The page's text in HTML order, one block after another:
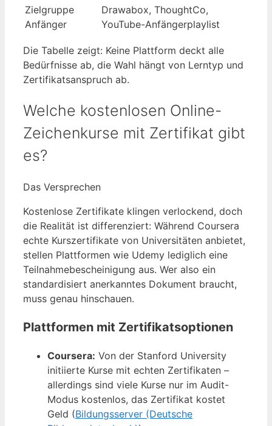
Zielgruppe
Anfänger
Drawabox, ThoughtCo,
YouTube-Anfängerplaylist
Die Tabelle zeigt: Keine Plattform deckt alle
Bedürfnisse ab, die Wahl hängt von Lerntyp und
Zertifikatsanspruch ab.
Welche kostenlosen Online-
Zeichenkurse mit Zertifikat gibt
es?
Das Versprechen
Kostenlose Zertifikate klingen verlockend, doch
die Realität ist differenziert: Während Coursera
echte Kurszertifikate von Universitäten anbietet,
stellen Plattformen wie Udemy lediglich eine
Teilnahmebescheinigung aus. Wer also ein
standardisiert anerkanntes Dokument braucht,
muss genau hinschauen.
Plattformen mit Zertifikatsoptionen
Coursera: Von der Stanford University
initiierte Kurse mit echten Zertifikaten –
allerdings sind viele Kurse nur im Audit-
Modus kostenlos, das Zertifikat kostet
Geld (Bildungsserver (Deutsche